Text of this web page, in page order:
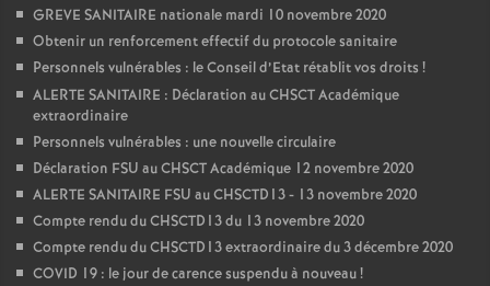
GREVE SANITAIRE nationale mardi 10 novembre 2020
Obtenir un renforcement effectif du protocole sanitaire
Personnels vulnérables : le Conseil d’Etat rétablit vos droits !
ALERTE SANITAIRE : Déclaration au CHSCT Académique
extraordinaire
Personnels vulnérables : une nouvelle circulaire
Déclaration FSU au CHSCT Académique 12 novembre 2020
ALERTE SANITAIRE FSU au CHSCTD13 - 13 novembre 2020
Compte rendu du CHSCTD13 du 13 novembre 2020
Compte rendu du CHSCTD13 extraordinaire du 3 décembre 2020
COVID 19 : le jour de carence suspendu à nouveau!